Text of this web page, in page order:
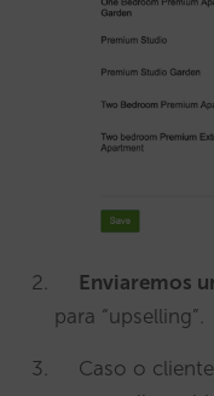
Enviaremos
para “upselling”.
Caso o cliente